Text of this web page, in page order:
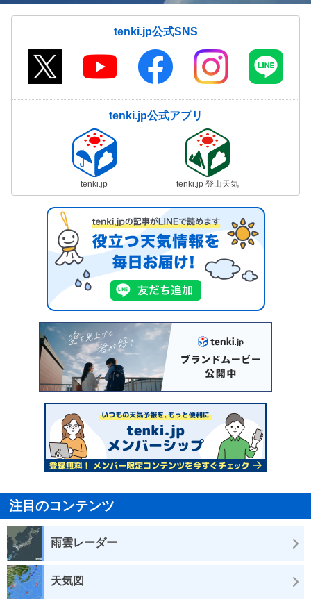
tenki.jp公式SNS
tenki.jp公式アプリ
tenki.jp tenki.jp 登山天気
注目のコンテンツ
雨雲レーダー
天気図